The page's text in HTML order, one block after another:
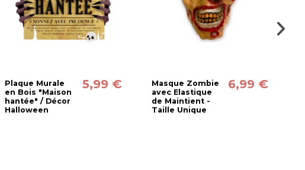
Plaque Murale
en Bois "Maison
hantée" / Décor
Halloween
5,99 €
Masque Zombie
avec Elastique
de Maintient -
Taille Unique
6,99 €